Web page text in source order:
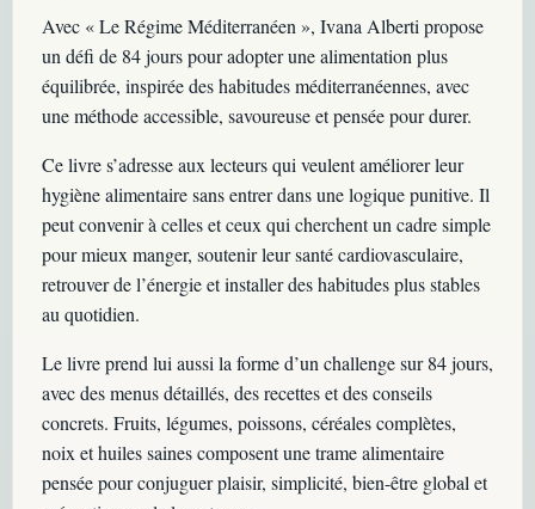
Avec « Le Régime Méditerranéen », Ivana Alberti propose
un défi de 84 jours pour adopter une alimentation plus
équilibrée, inspirée des habitudes méditerranéennes, avec
une méthode accessible, savoureuse et pensée pour durer.
Ce livre s’adresse aux lecteurs qui veulent améliorer leur
hygiène alimentaire sans entrer dans une logique punitive. Il
peut convenir à celles et ceux qui cherchent un cadre simple
pour mieux manger, soutenir leur santé cardiovasculaire,
retrouver de l’énergie et installer des habitudes plus stables
au quotidien.
Le livre prend lui aussi la forme d’un challenge sur 84 jours,
avec des menus détaillés, des recettes et des conseils
concrets. Fruits, légumes, poissons, céréales complètes,
noix et huiles saines composent une trame alimentaire
pensée pour conjuguer plaisir, simplicité, bien-être global et